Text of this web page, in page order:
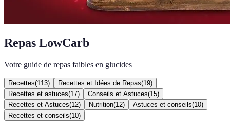
Repas LowCarb
Votre guide de repas faibles en glucides
Recettes(113) Recettes et Idées de Repas(19)
Recettes et astuces(17) Conseils et Astuces(15)
Recettes et Astuces(12) Nutrition(12) Astuces et conseils(10)
Recettes et conseils(10)